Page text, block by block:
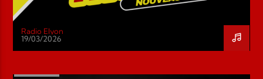
Radio Elyon
19/03/2026